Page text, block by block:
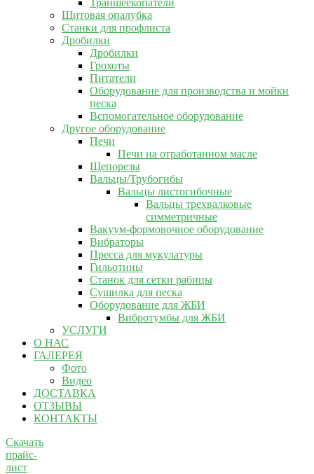
Траншеекопатели
Щитовая опалубка
Станки для профлиста
Дробилки
Дробилки
Грохоты
Питатели
Оборудование для производства и мойки
песка
Вспомогательное оборудование
Другое оборудование
Печи
Печи на отработанном масле
Щепорезы
Вальцы/Трубогибы
Вальцы листогибочные
Вальцы трехвалковые
симметричные
Вакуум-формовочное оборудование
Вибраторы
Пресса для мукулатуры
Гильотины
Станок для сетки рабицы
Сушилка для песка
Оборудование для ЖБИ
Вибротумбы для ЖБИ
УСЛУГИ
О НАС
ГАЛЕРЕЯ
Фото
Видео
ДОСТАВКА
ОТЗЫВЫ
КОНТАКТЫ
Скачать
прайс-
лист